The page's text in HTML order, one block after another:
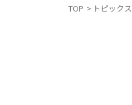
TOP トピックス